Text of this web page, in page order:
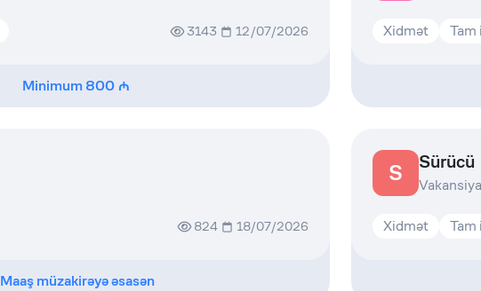
3143 12/07/2026
Minimum800
Xidmət Tam
824 18/07/2026
Maaş müzakirəyə əsasən
S Sürücü
Xidmət Tam